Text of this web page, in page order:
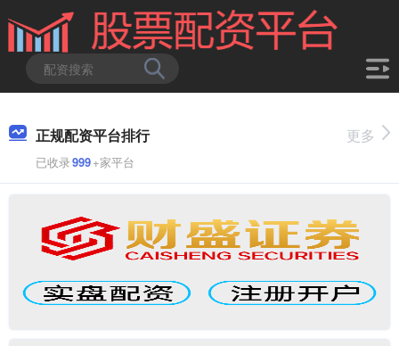
正规配资平台排行
已收录999+家平台
更多